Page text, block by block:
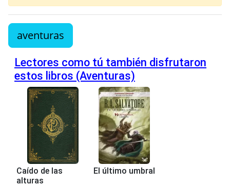
aventuras
Lectores como tú también disfrutaron
estos libros (Aventuras)
Caído de las
alturas
El último umbral